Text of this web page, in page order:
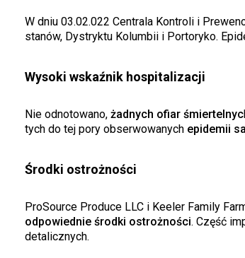
W dniu 03.02.022 Centrala Kontroli i
stanów, Dystryktu Kolumbii i Portoryko.
Wysoki wskaźnik hospitalizacji
Nie odnotowano, żadnych ofiar śmiertelnyc
tych do tej pory obserwowanych epidemii
Środki ostrożności
ProSource Produce LLC i Keeler Family
odpowiednie środki ostrożności. Część
detalicznych.